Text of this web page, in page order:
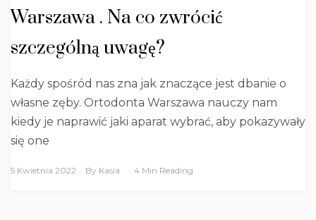
Warszawa . Na co zwrócić
szczególną uwagę?
Każdy spośród nas zna jak znaczące jest dbanie o
własne zęby. Ortodonta Warszawa nauczy nam
kiedy je naprawić jaki aparat wybrać, aby pokazywały
się one
5 Kwietnia 2022 By Kasia 4 Min Reading